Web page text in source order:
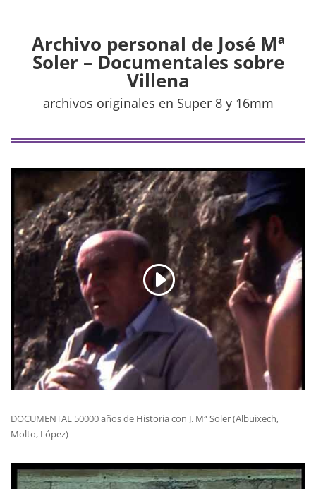
Archivo personal de José Mª
Soler – Documentales sobre
Villena
archivos originales en Super 8 y 16mm
DOCUMENTAL 50000 años de Historia con J. Mª Soler (Albuixech,
Molto, López)